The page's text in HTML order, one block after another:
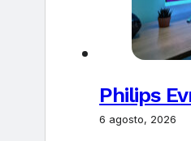
Philips
6 agosto, 2026